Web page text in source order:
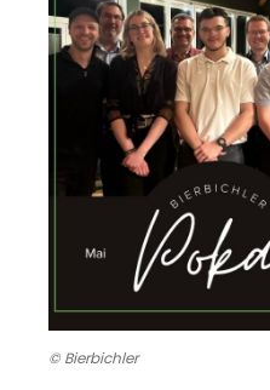
© Bierbichler